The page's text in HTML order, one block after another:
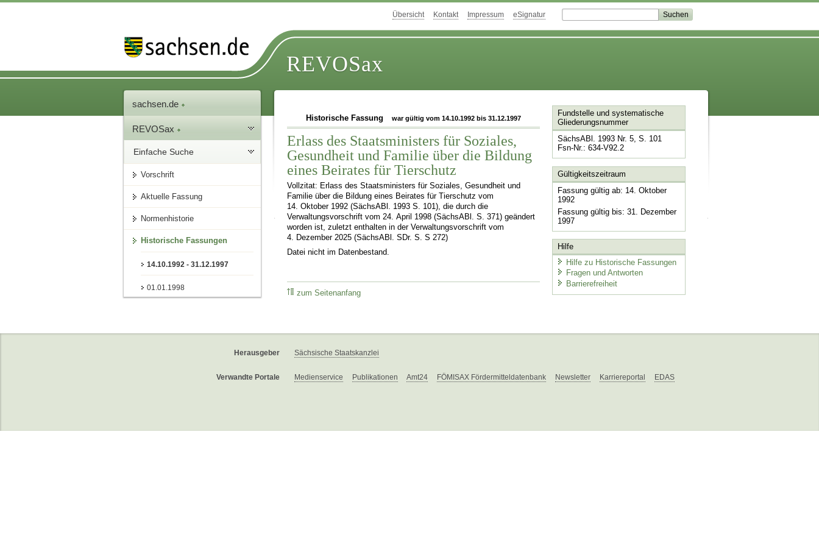
Übersicht Kontakt Impressum eSignatur
REVOSax
sachsen.de
REVOSax
Einfache Suche
Vorschrift
Aktuelle Fassung
Normenhistorie
Historische Fassungen
14.10.1992 - 31.12.1997
01.01.1998
Historische Fassung war gültig vom 14.10.1992 bis 31.12.1997
Erlass des Staatsministers für Soziales,
Gesundheit und Familie über die Bildung
eines Beirates für Tierschutz
Vollzitat: Erlass des Staatsministers für Soziales, Gesundheit und
Familie über die Bildung eines Beirates für Tierschutz vom
14. Oktober 1992 (SächsABl. 1993 S. 101), die durch die
Verwaltungsvorschrift vom 24. April 1998 (SächsABl. S. 371) geändert
worden ist, zuletzt enthalten in der Verwaltungsvorschrift vom
4. Dezember 2025 (SächsABl. SDr. S. S 272)
Datei nicht im Datenbestand.
zum Seitenanfang
Fundstelle und systematische
Gliederungsnummer
SächsABl. 1993 Nr. 5, S. 101
Fsn-Nr.: 634-V92.2
Gültigkeitszeitraum
Fassung gültig ab: 14. Oktober
1992
Fassung gültig bis: 31. Dezember
1997
Hilfe
Hilfe zu Historische Fassungen
Fragen und Antworten
Barrierefreiheit
Herausgeber Sächsische Staatskanzlei
Verwandte Portale Medienservice Publikationen Amt24 FÖMISAX Fördermitteldatenbank Newsletter Karriereportal EDAS